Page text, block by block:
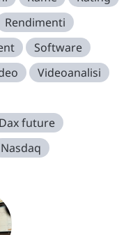
Rendimenti
Software
Videoanalisi
Dax future
Nasdaq